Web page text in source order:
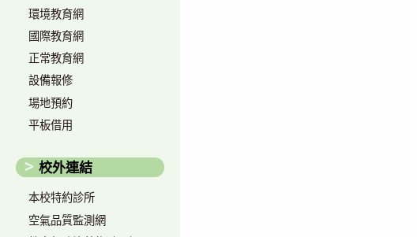
環境教育網
國際教育網
正常教育網
設備報修
場地預約
平板借用
校外連結
本校特約診所
空氣品質監測網